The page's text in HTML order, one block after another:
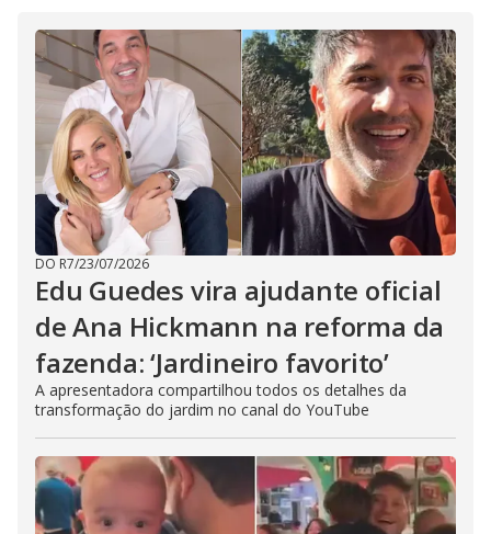
DO R7/23/07/2026
Edu Guedes vira ajudante oficial
de Ana Hickmann na reforma da
fazenda: ‘Jardineiro favorito’
A apresentadora compartilhou todos os detalhes da
transformação do jardim no canal do YouTube